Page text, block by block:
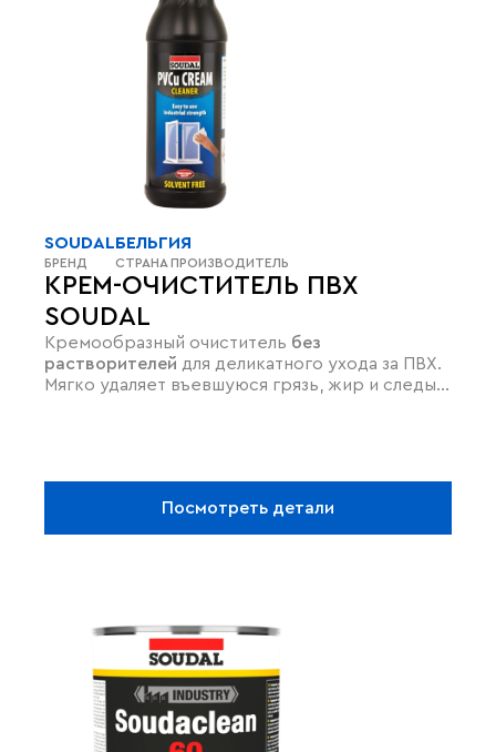
КРЕМ-ОЧИСТИТЕЛЬ ПВХ
SOUDAL
Кремообразный очиститель без
растворителей
Мягко удаляет въевшуюся грязь, жир и следы
вида оконных рам, подоконников и садовой
мебели, не оставляя разводов.
SOUDAL
БРЕНД
БЕЛЬГИЯ
СТРАНА ПРОИЗВОДИТЕЛЬ
Посмотреть детали